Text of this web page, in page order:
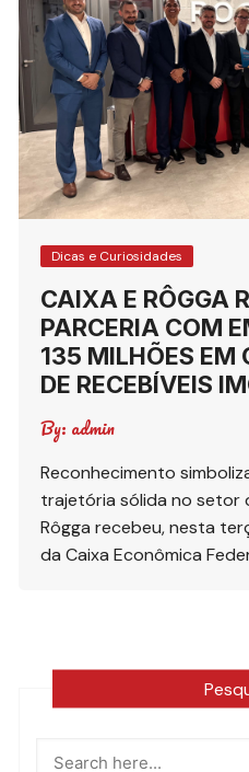
Dicas e Curiosidades
CAIXA E RÔGGA
PARCERIA COM
135 MILHÕES EM
DE RECEBÍVEIS
By: admin
Reconhecimento
trajetória sólida no setor
Rôgga recebeu, nesta
da Caixa Econômica